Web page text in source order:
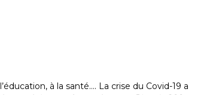
à la santé…. La crise du Covid-19 a